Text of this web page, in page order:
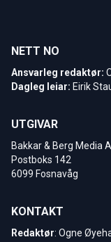
NETT NO
Ansvarleg redaktør:
Dagleg leiar: Eirik
UTGIVAR
Bakkar & Berg Media
Postboks 142
6099 Fosnavåg
KONTAKT
Redaktør: Ogne